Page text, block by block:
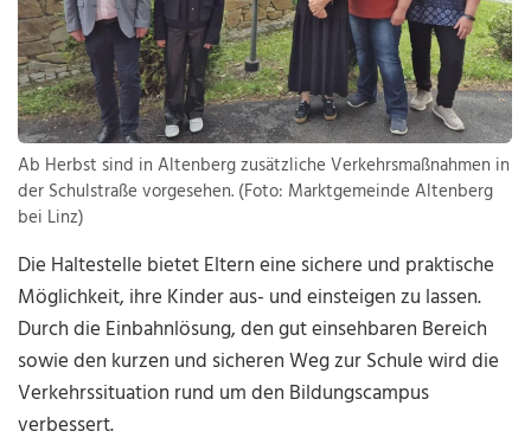
Ab Herbst sind in Altenberg zusätzliche Verkehrsmaßnahmen in
der Schulstraße vorgesehen. (Foto: Marktgemeinde Altenberg
bei Linz)
Die Haltestelle bietet Eltern eine sichere und praktische
Möglichkeit, ihre Kinder aus- und einsteigen zu lassen.
Durch die Einbahnlösung, den gut einsehbaren Bereich
sowie den kurzen und sicheren Weg zur Schule wird die
Verkehrssituation rund um den Bildungscampus
verbessert.